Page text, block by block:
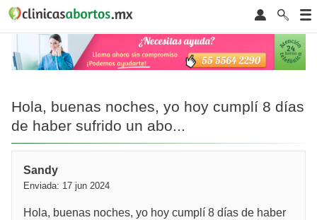
Hola, buenas noches, yo hoy cumplí 8 días
de haber sufrido un abo...
Sandy
Enviada: 17 jun 2024
Hola, buenas noches, yo hoy cumplí 8 días de haber